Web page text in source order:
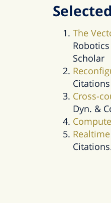
The
Scholar
Cross-
Dyn. &